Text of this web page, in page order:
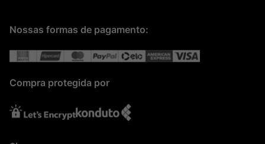
Nossas formas de pagamento:
Compra protegida por